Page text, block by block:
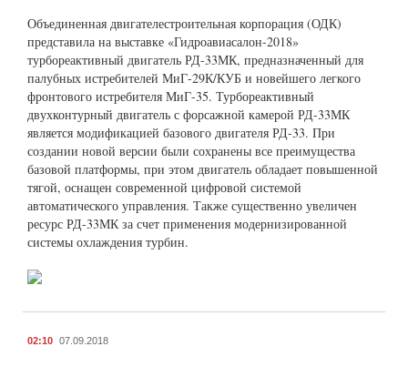
Объединенная двигателестроительная корпорация (ОДК)
представила на выставке «Гидроавиасалон-2018»
турбореактивный двигатель РД-33МК, предназначенный для
палубных истребителей МиГ-29К/КУБ и новейшего легкого
фронтового истребителя МиГ-35. Турбореактивный
двухконтурный двигатель с форсажной камерой РД-33МК
является модификацией базового двигателя РД-33. При
создании новой версии были сохранены все преимущества
базовой платформы, при этом двигатель обладает повышенной
тягой, оснащен современной цифровой системой
автоматического управления. Также существенно увеличен
ресурс РД-33МК за счет применения модернизированной
системы охлаждения турбин.
02:10 07.09.2018